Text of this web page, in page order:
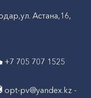
Астана,16,
+7 705 707 1525
opt-pv@yandex.kz -